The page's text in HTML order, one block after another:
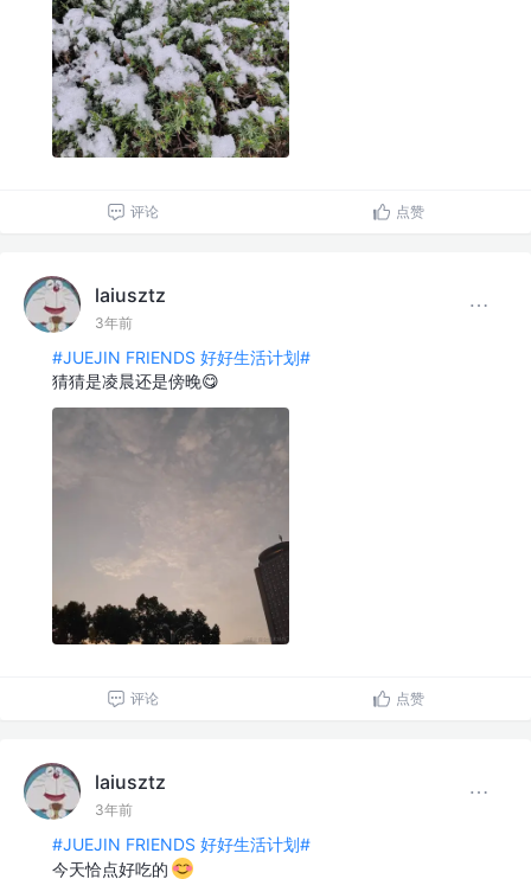
评论 点赞
laiusztz
3年前
#JUEJIN FRIENDS 好好生活计划#
猜猜是凌晨还是傍晚😋
评论 点赞
laiusztz
3年前
#JUEJIN FRIENDS 好好生活计划#
今天恰点好吃的